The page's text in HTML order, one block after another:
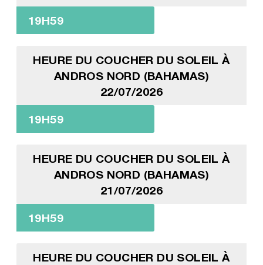
19H59
HEURE DU COUCHER DU SOLEIL À
ANDROS NORD (BAHAMAS)
22/07/2026
19H59
HEURE DU COUCHER DU SOLEIL À
ANDROS NORD (BAHAMAS)
21/07/2026
19H59
HEURE DU COUCHER DU SOLEIL À